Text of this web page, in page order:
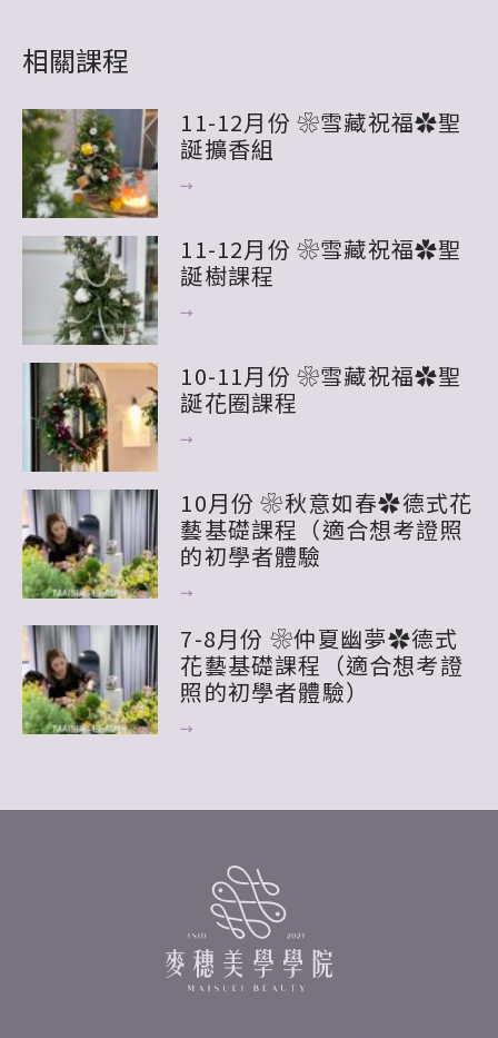
11-12月份 ❀雪藏祝福✿聖
誕擴香組
→
11-12月份 ❀雪藏祝福✿聖
誕樹課程
→
10-11月份 ❀雪藏祝福✿聖
誕花圈課程
→
10月份 ❀秋意如春✿德式花
藝基礎課程（適合想考證照
的初學者體驗
→
7-8月份 ❀仲夏幽夢✿德式
花藝基礎課程（適合想考證
照的初學者體驗）
→